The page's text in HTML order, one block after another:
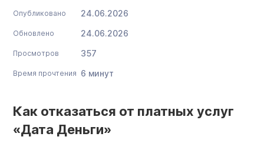
Опубликовано 24.06.2026
Обновлено 24.06.2026
Просмотров 357
Время прочтения 6 минут
Как отказаться от платных услуг
«Дата Деньги»